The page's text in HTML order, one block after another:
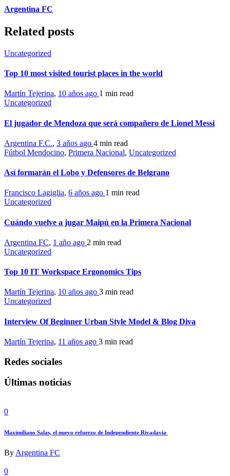
Argentina FC
Related posts
Uncategorized
Top 10 most visited tourist places in the world
Martín Tejerina, 10 años ago 1 min read
Uncategorized
El jugador de Mendoza que será compañero de Lionel Messi
Argentina F.C., 3 años ago 4 min read
Fútbol Mendocino, Primera Nacional, Uncategorized
Así formarán el Lobo y Defensores de Belgrano
Francisco Lagiglia, 6 años ago 1 min read
Uncategorized
Cuándo vuelve a jugar Maipú en la Primera Nacional
Argentina FC, 1 año ago 2 min read
Uncategorized
Top 10 IT Workspace Ergonomics Tips
Martín Tejerina, 10 años ago 3 min read
Uncategorized
Interview Of Beginner Urban Style Model & Blog Diva
Martín Tejerina, 11 años ago 3 min read
Redes sociales
Últimas noticias
0
Maximiliano Salas, el nuevo refuerzo de Independiente Rivadavia
By Argentina FC
0